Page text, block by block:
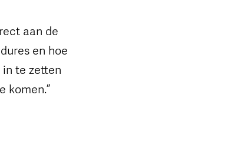
aan de
en hoe
te zetten
komen.”